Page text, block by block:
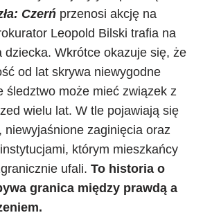
Czerń przenosi akcję na
Leopold Bilski trafia na
dziecka. Wkrótce okazuje się, że
od lat skrywa niewygodne
śledztwo może mieć związek z
wielu lat. W tle pojawiają się
niewyjaśnione zaginięcia oraz
którym mieszkańcy
ufali. To historia o
granica między prawdą a